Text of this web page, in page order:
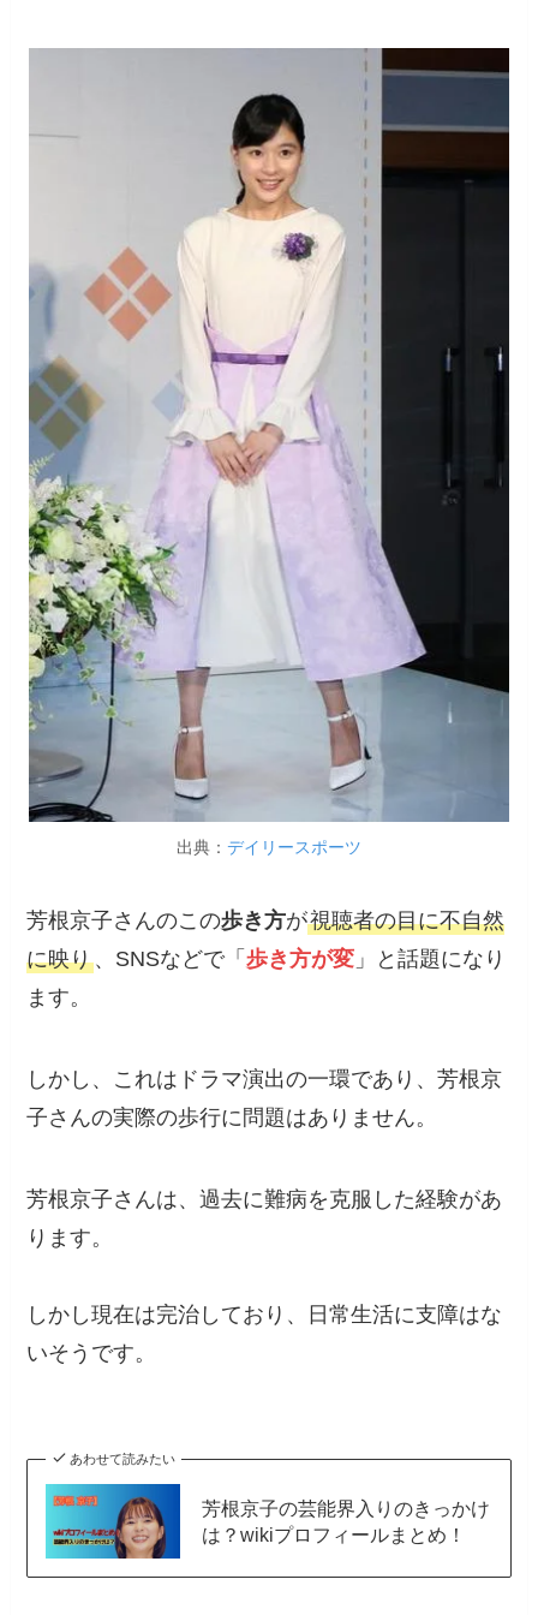
出典： デイリースポーツ
芳根京子さんのこの歩き方が視聴者の目に不自然
に映り、SNSなどで「歩き方が変 」と話題になり
ます。
しかし、これはドラマ演出の一環であり、芳根京
子さんの実際の歩行に問題はありません。
芳根京子さんは、過去に難病を克服した経験があ
ります。
しかし現在は完治しており、日常生活に支障はな
いそうです。
あわせて読みたい
芳根京子の芸能界入りのきっかけ
は？wikiプロフィールまとめ！